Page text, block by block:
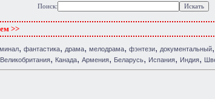
Поиск:
>>
, фантастика, драма, мелодрама, фэнтези, документальный,
Великобритания, Канада, Армения, Беларусь, Испания, Индия,